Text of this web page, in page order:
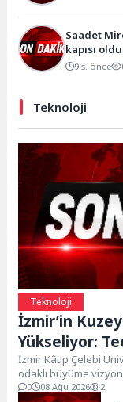
Saadet
kapısı oldu
9 s. önce
Teknoloji
Teknoloji
İzmir’in
Yükseliyor:
Süreci Başladı
İzmir Kâtip Çelebi
odaklı büyüme
0 08 Ağu 2026 2